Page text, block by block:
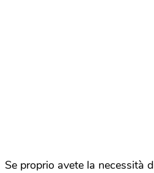
Se proprio avete la necessità